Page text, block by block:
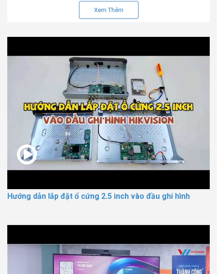
Xem Thêm
Hướng dẫn lắp đặt ổ cứng 2.5 inch vào đầu ghi hình